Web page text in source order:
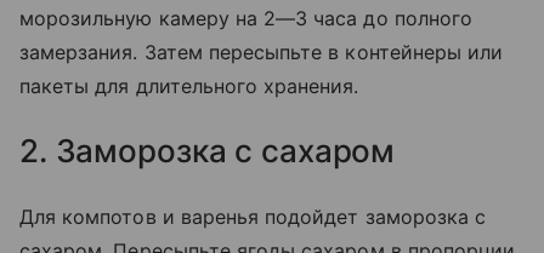
морозильную камеру на 2—3 часа до полного
замерзания. Затем пересыпьте в контейнеры или
пакеты для длительного хранения.
2. Заморозка с сахаром
Для компотов и варенья подойдет заморозка с